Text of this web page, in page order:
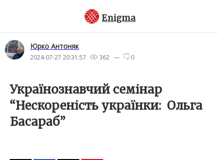
Enigma
Юрко Антоняк
2024-07-27 20:31:57 362 — 0
Українознавчий семінар
“Нескореність українки: Ольга
Басараб”